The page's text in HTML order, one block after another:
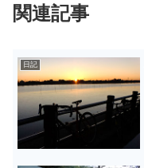
関連記事
日記